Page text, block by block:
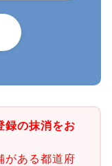
録の抹消をお
がある都道府